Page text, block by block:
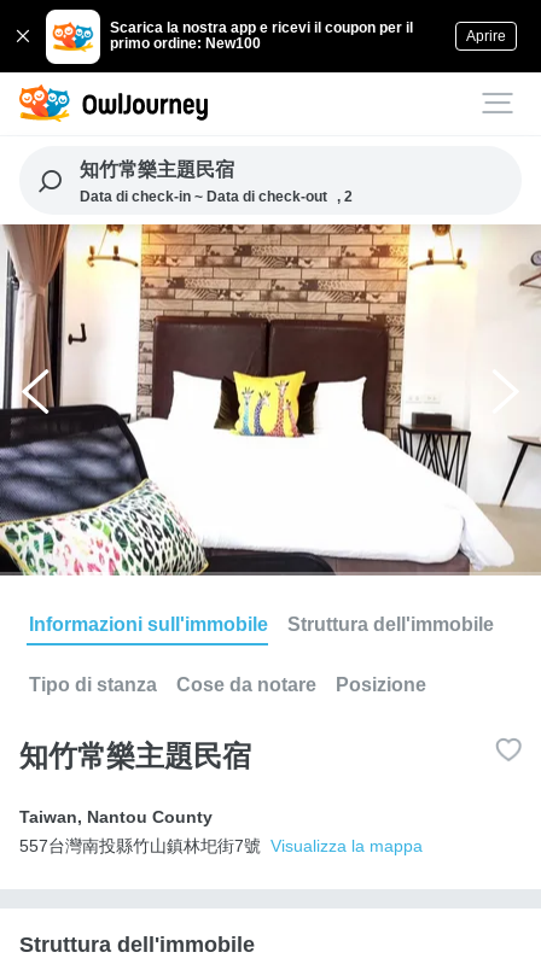
Scarica la nostra app e ricevi il coupon per il
primo ordine: New100
Aprire
知竹常樂主題民宿
Data di check-in ~ Data di check-out , 2
Informazioni sull'immobile Struttura dell'immobile
Tipo di stanza Cose da notare Posizione
知竹常樂主題民宿
Taiwan, Nantou County
557台灣南投縣竹山鎮林圯街7號 Visualizza la mappa
Struttura dell'immobile